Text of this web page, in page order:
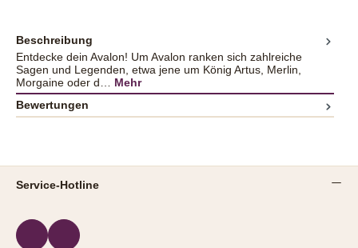
Beschreibung
Entdecke dein Avalon! Um Avalon ranken sich zahlreiche
Sagen und Legenden, etwa jene um König Artus, Merlin,
Morgaine oder d… Mehr
Bewertungen
Service-Hotline